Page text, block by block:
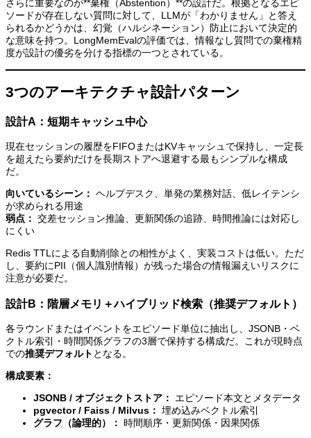
さらに重要なのが**棄権（Abstention）**の設計だ。根拠となるエピ
ソードが存在しない質問に対して、LLMが「わかりません」と答え
られるかどうかは、幻覚（ハルシネーション）防止において決定的
な意味を持つ。LongMemEvalの評価では、情報なし質問での棄権精
度が設計の優劣を分ける指標の一つとされている。
3つのアーキテクチャ設計パターン
設計A：短期キャッシュ中心
現在セッションの履歴をFIFOまたはKVキャッシュで保持し、一定長
を超えたら要約だけを長期ストアへ退避する最もシンプルな構成
だ。
向いているシーン： ヘルプデスク、単発の業務対話、低レイテンシ
が求められる用途
弱点： 交差セッション推論、更新関係の追跡、時間推論には対応し
にくい
Redis TTLによる自動削除との相性がよく、実装コストは低い。ただ
し、要約にPII（個人識別情報）が残った場合の情報漏えいリスクに
注意が必要だ。
設計B：階層メモリ＋ハイブリッド検索（推奨デフォルト）
各ラウンドまたはイベントをエピソード単位に抽出し、JSONB・ベ
クトル索引・時間関係グラフの3層で保持する構成だ。これが現時点
での推奨デフォルト となる。
構成要素：
JSONB / オブジェクトストア：
エピソード本文とメタデータ
pgvector / Faiss / Milvus： 埋め込みベクトル索引
グラフ（論理的）： 時間順序・更新関係・因果関係